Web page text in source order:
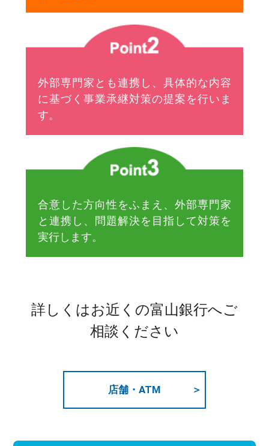
外部専門家とも連携し、具体的な内容
に基づく事業承継対策の提案を行いま
す。
合意した方向性をふまえ、外部専門家
と連携し、問題解決を目指して対策を
実行します。
詳しくはお近くの富山銀行へご
相談ください
店舗・ATM